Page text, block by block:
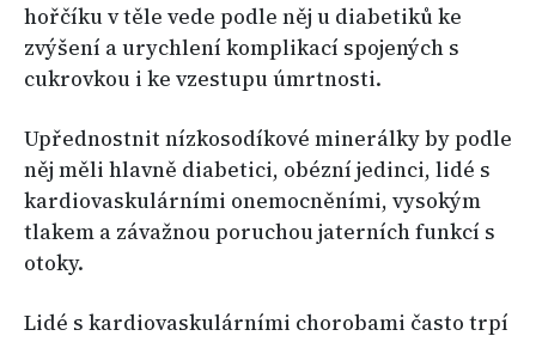
hořčíku v těle vede podle něj u diabetiků ke
zvýšení a urychlení komplikací spojených s
cukrovkou i ke vzestupu úmrtnosti.
Upřednostnit nízkosodíkové minerálky by podle
něj měli hlavně diabetici, obézní jedinci, lidé s
kardiovaskulárními onemocněními, vysokým
tlakem a závažnou poruchou jaterních funkcí s
otoky.
Lidé s kardiovaskulárními chorobami často trpí